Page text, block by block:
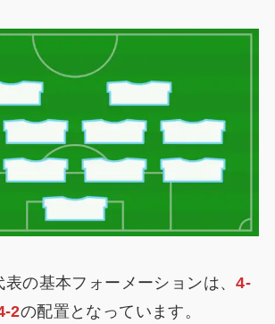
表の基本フォーメーションは、4-
2の配置となっています。